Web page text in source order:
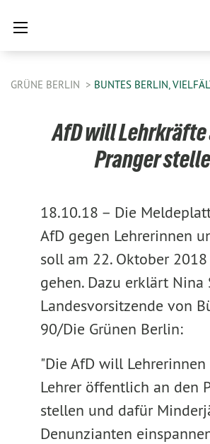
GRÜNE BERLIN BUNTES BERLIN,
AfD will Lehrkräfte
Pranger
18.10.18 – Die
AfD gegen Lehrerinnen
soll am 22. Oktober
gehen. Dazu erklärt Nina
Landesvorsitzende von
90/Die Grünen Berlin:
"Die AfD will Lehrerinnen
Lehrer öffentlich an den
stellen und dafür
Denunzianten